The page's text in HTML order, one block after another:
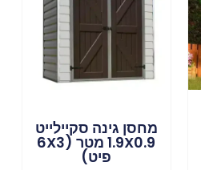
מחסן גינה סקיילייט
1.9X0.9 מטר (6X3
פיט)